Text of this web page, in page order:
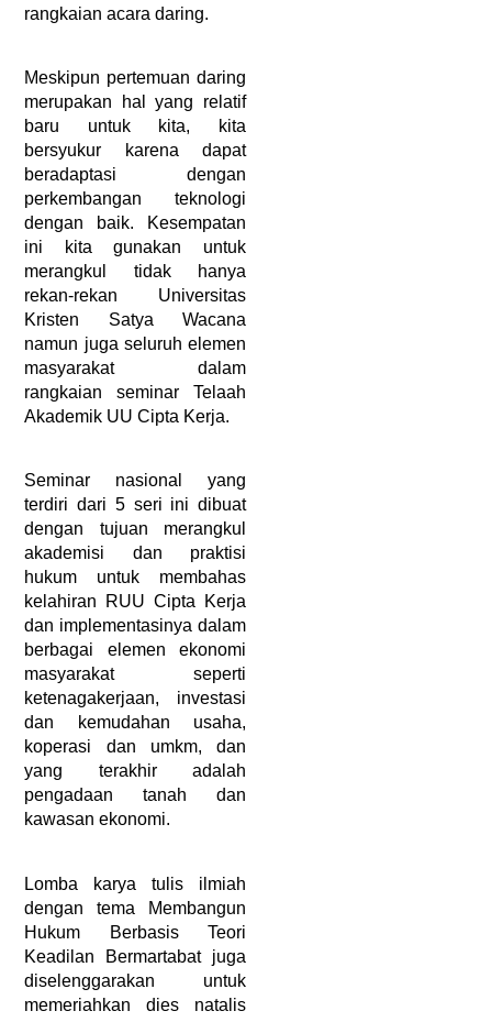
rangkaian acara daring.
Meskipun pertemuan daring
merupakan hal yang relatif
baru untuk kita, kita
bersyukur karena dapat
beradaptasi dengan
perkembangan teknologi
dengan baik. Kesempatan
ini kita gunakan untuk
merangkul tidak hanya
rekan-rekan Universitas
Kristen Satya Wacana
namun juga seluruh elemen
masyarakat dalam
rangkaian seminar Telaah
Akademik UU Cipta Kerja.
Seminar nasional yang
terdiri dari 5 seri ini dibuat
dengan tujuan merangkul
akademisi dan praktisi
hukum untuk membahas
kelahiran RUU Cipta Kerja
dan implementasinya dalam
berbagai elemen ekonomi
masyarakat seperti
ketenagakerjaan, investasi
dan kemudahan usaha,
koperasi dan umkm, dan
yang terakhir adalah
pengadaan tanah dan
kawasan ekonomi.
Lomba karya tulis ilmiah
dengan tema Membangun
Hukum Berbasis Teori
Keadilan Bermartabat juga
diselenggarakan untuk
memeriahkan dies natalis